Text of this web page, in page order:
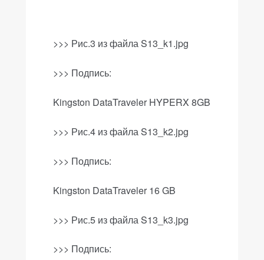
>>> Рис.3 из файлаS13_ k1.jpg
>>> Подпись:
Kingston DataTraveler HYPERX 8GB
>>> Рис.4 из файлаS13_ k2.jpg
>>> Подпись:
Kingston DataTraveler 16 GB
>>> Рис.5 из файла S13_ k3.jpg
>>> Подпись: